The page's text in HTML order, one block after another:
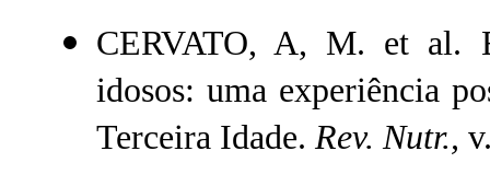
CERVATO, A, M. et al.
idosos: uma experiência
Terceira Idade. Rev. Nutr.,